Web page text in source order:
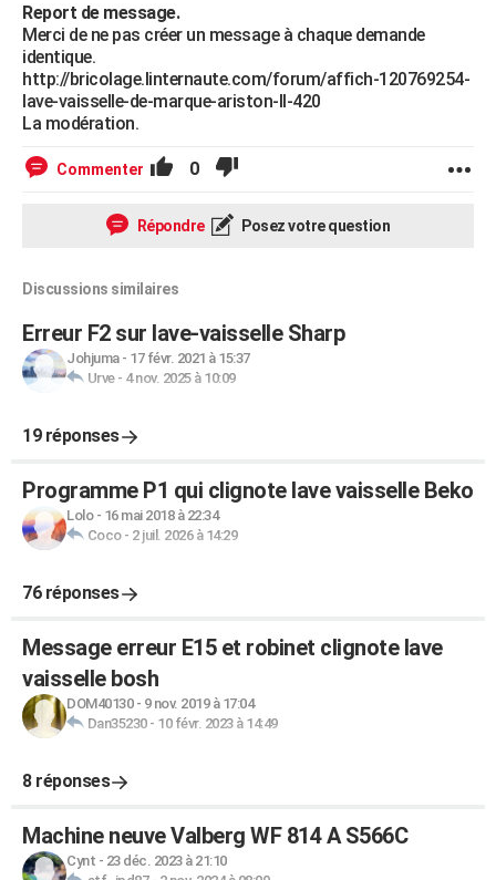
Report de message.
Merci de ne pas créer un message à chaque demande
identique.
http://bricolage.linternaute.com/forum/affich-120769254-
lave-vaisselle-de-marque-ariston-ll-420
La modération.
Commenter 0
Répondre Posez votre question
Discussions similaires
Erreur F2 sur lave-vaisselle Sharp
Johjuma- 17 févr. 2021 à 15:37
Urve- 4 nov. 2025 à 10:09
19 réponses
Programme P1 qui clignote lave vaisselle Beko
Lolo- 16 mai 2018 à 22:34
Coco- 2 juil. 2026 à 14:29
76 réponses
Message erreur E15 et robinet clignote lave
vaisselle bosh
DOM40130- 9 nov. 2019 à 17:04
Dan35230- 10 févr. 2023 à 14:49
8 réponses
Machine neuve Valberg WF 814 A S566C
Cynt - 23 déc. 2023 à 21:10